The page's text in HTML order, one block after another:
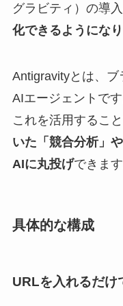
グラビティ）の導入
化できるようにな
Antigravityとは、
AIエージェントです
これを活用すること
いた「競合分析」
AIに丸投げできます
具体的な構成
URLを入れるだけ